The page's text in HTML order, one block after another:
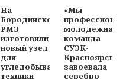
На
Бородинском
РМЗ
изготовили
новый узел
для
угледобывающей
техники
«Мы
молодежная
команда
СУЭК-
Красноярск
завоевала
серебро